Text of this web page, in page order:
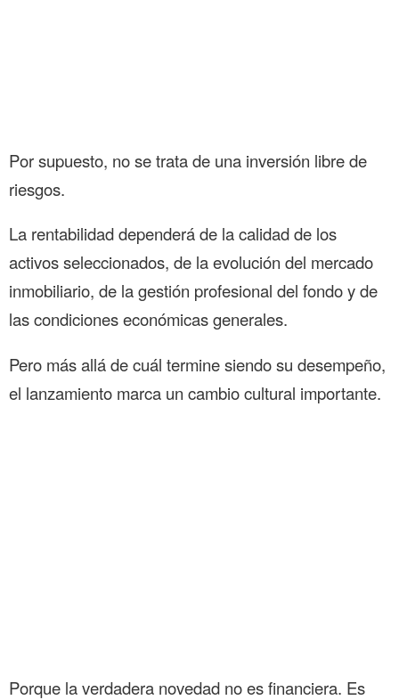
Por supuesto, no se trata de una inversión libre de
riesgos.
La rentabilidad dependerá de la calidad de los
activos seleccionados, de la evolución del mercado
inmobiliario, de la gestión profesional del fondo y de
las condiciones económicas generales.
Pero más allá de cuál termine siendo su desempeño,
el lanzamiento marca un cambio cultural importante.
Porque la verdadera novedad no es financiera. Es